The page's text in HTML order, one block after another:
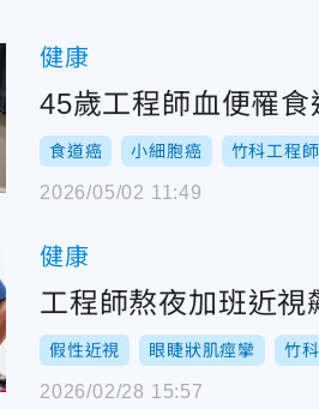
健康
45歲工程師血便罹
食道癌 小細胞癌 竹科工程師
2026/05/02 11:49
健康
工程師熬夜加班近
假性近視 眼睫狀肌痙攣 竹
2026/02/28 15:57